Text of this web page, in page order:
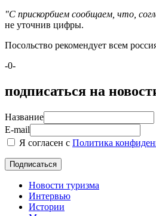
"С прискорбием сообщаем, что,
не уточнив цифры.
Посольство рекомендует всем
-0-
подписаться на
Название
E-mail
Я согласен с Политика
Новости туризма
Интервью
Истории